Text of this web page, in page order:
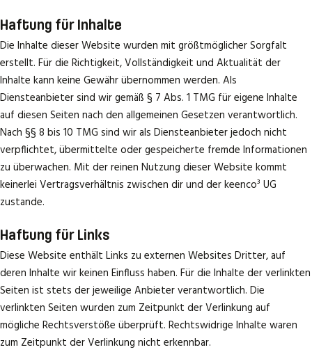
Haftung für Inhalte
Die Inhalte dieser Website wurden mit größtmöglicher Sorgfalt
erstellt. Für die Richtigkeit, Vollständigkeit und Aktualität der
Inhalte kann keine Gewähr übernommen werden. Als
Diensteanbieter sind wir gemäß § 7 Abs. 1 TMG für eigene Inhalte
auf diesen Seiten nach den allgemeinen Gesetzen verantwortlich.
Nach §§ 8 bis 10 TMG sind wir als Diensteanbieter jedoch nicht
verpflichtet, übermittelte oder gespeicherte fremde Informationen
zu überwachen. Mit der reinen Nutzung dieser Website kommt
keinerlei Vertragsverhältnis zwischen dir und der keenco³ UG
zustande.
Haftung für Links
Diese Website enthält Links zu externen Websites Dritter, auf
deren Inhalte wir keinen Einfluss haben. Für die Inhalte der verlinkten
Seiten ist stets der jeweilige Anbieter verantwortlich. Die
verlinkten Seiten wurden zum Zeitpunkt der Verlinkung auf
mögliche Rechtsverstöße überprüft. Rechtswidrige Inhalte waren
zum Zeitpunkt der Verlinkung nicht erkennbar.